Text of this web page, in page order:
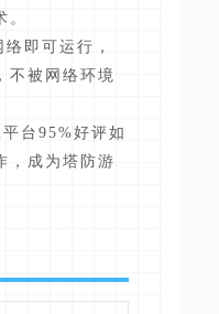
即可运行，
不被网络环境
台95%好评如
，成为塔防游